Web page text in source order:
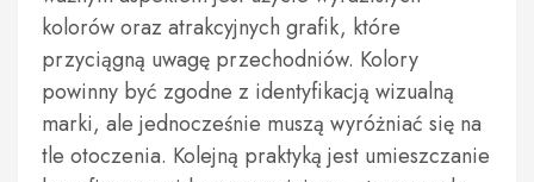
kolorów oraz atrakcyjnych grafik, które
przyciągną uwagę przechodniów. Kolory
powinny być zgodne z identyfikacją wizualną
marki, ale jednocześnie muszą wyróżniać się na
tle otoczenia. Kolejną praktyką jest umieszczanie